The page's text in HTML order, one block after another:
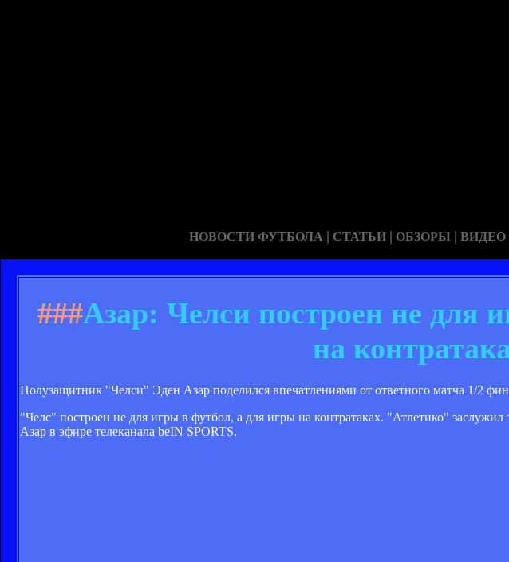
НОВОСТИ ФУТБОЛА | СТАТЬИ | ОБЗОРЫ | ВИДЕО
###Азар: Челси построен не для
на
Полузащитник "Челси" Эден Азар поделился впечатлениями от ответного матча 1/2
"Челс" построен не для игры в футбол, а для игры на контратаках. "Атлетико"
Азар в эфире телеканала beIN SPORTS.